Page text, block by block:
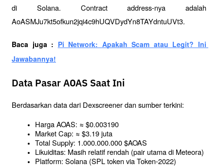
di Solana. Contract address-nya adalah
AoASMJu7kt5ofkun2jqi4c9hUQVDydYn8TAYdntuUVt3.
Baca juga : Pi Network: Apakah Scam atau Legit? Ini
Jawabannya!
Data Pasar AOAS Saat Ini
Berdasarkan data dari Dexscreener dan sumber terkini:
Harga AOAS: ≈ $0.003190
Market Cap: ≈ $3.19 juta
Total Supply: 1.000.000.000 $AOAS
Likuiditas: Masih relatif rendah (pair utama di Meteora)
Platform: Solana (SPL token via Token-2022)